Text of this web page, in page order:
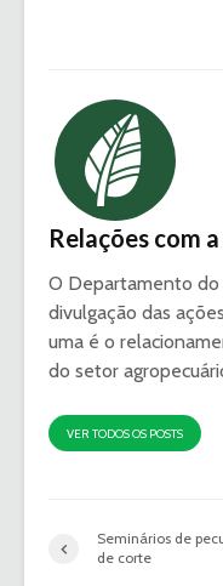
Relações com
O Departamento do
divulgação das
uma é o
do setor
VER TODOS OS POSTS
Seminários de
de corte